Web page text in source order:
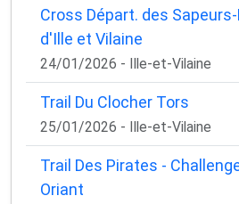
Cross Départ. des
d'Ille et Vilaine
24/01/2026 - Ille-et-Vilaine
Trail Du Clocher Tors
25/01/2026 - Ille-et-Vilaine
Trail Des Pirates -
Oriant